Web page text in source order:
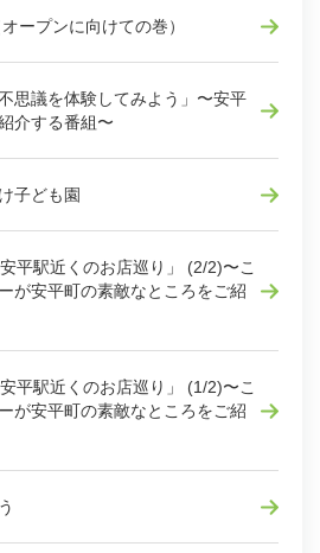
ープンに向けての巻）
思議を体験してみよう」〜安平
介する番組〜
子ども園
平駅近くのお店巡り」 (2/2)〜こ
が安平町の素敵なところをご紹
平駅近くのお店巡り」 (1/2)〜こ
が安平町の素敵なところをご紹